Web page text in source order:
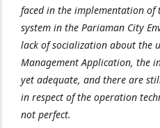
faced in the implementation of
system in the Pariaman City
lack of socialization about the
Management Application, the
yet adequate, and there are
in respect of the operation
not perfect.